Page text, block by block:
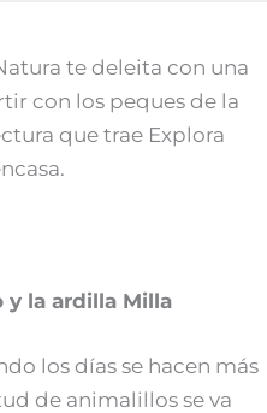
te deleita con una
con los peques de la
que trae Explora
y la ardilla Milla
los días se hacen más
de animalillos se va